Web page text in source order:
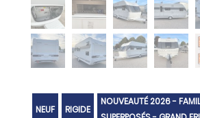
NEUF RIGIDE
NOUVEAUTÉ 2026 -